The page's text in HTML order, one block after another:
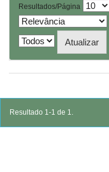
Resultados/Página
Resultado 1-1 de 1.